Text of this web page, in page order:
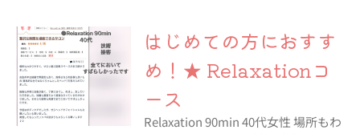
はじめての方におすす
め！★ Relaxationコ
ース
Relaxation 90min 40代女性 場所もわ